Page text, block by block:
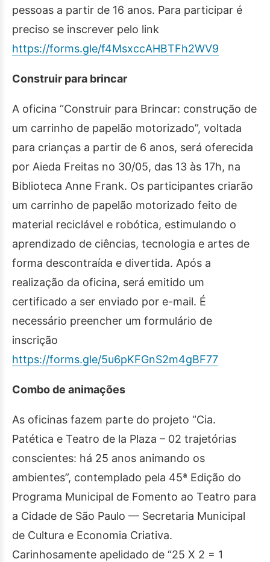
pessoas a partir de 16 anos. Para participar é
preciso se inscrever pelo link
https://forms.gle/f4MsxccAHBTFh2WV9
Construir para brincar
A oficina “Construir para Brincar: construção de
um carrinho de papelão motorizado”, voltada
para crianças a partir de 6 anos, será oferecida
por Aieda Freitas no 30/05, das 13 às 17h, na
Biblioteca Anne Frank. Os participantes criarão
um carrinho de papelão motorizado feito de
material reciclável e robótica, estimulando o
aprendizado de ciências, tecnologia e artes de
forma descontraída e divertida. Após a
realização da oficina, será emitido um
certificado a ser enviado por e-mail. É
necessário preencher um formulário de
inscrição
https://forms.gle/5u6pKFGnS2m4gBF77
Combo de animações
As oficinas fazem parte do projeto “Cia.
Patética e Teatro de la Plaza – 02 trajetórias
conscientes: há 25 anos animando os
ambientes”, contemplado pela 45ª Edição do
Programa Municipal de Fomento ao Teatro para
a Cidade de São Paulo — Secretaria Municipal
de Cultura e Economia Criativa.
Carinhosamente apelidado de “25 X 2 = 1